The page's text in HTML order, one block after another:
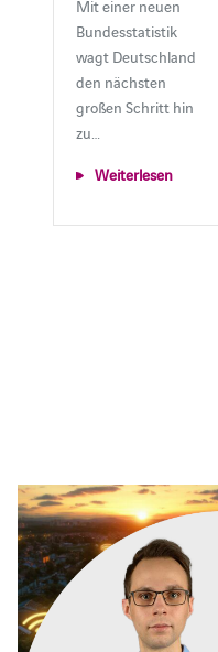
Mit einer neuen
Bundesstatistik
wagt Deutschland
den nächsten
großen Schritt hin
zu…
Weiterlesen